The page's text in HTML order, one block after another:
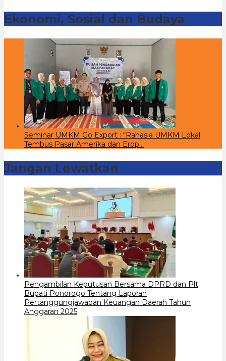
Ekonomi, Sosial dan Budaya
Seminar UMKM Go Export : “Rahasia UMKM Lokal
Tembus Pasar Amerika dan Erop…
Jangan Lewatkan
Pengambilan Keputusan Bersama DPRD dan Plt
Bupati Ponorogo Tentang Laporan
Pertanggungjawaban Keuangan Daerah Tahun
Anggaran 2025